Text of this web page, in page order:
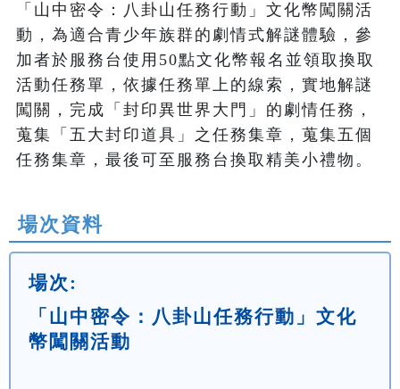
「山中密令：八卦山任務行動」文化幣闖關活
動，為適合青少年族群的劇情式解謎體驗，參
加者於服務台使用50點文化幣報名並領取換取
活動任務單，依據任務單上的線索，實地解謎
闖關，完成「封印異世界大門」的劇情任務，
蒐集「五大封印道具」之任務集章，蒐集五個
任務集章，最後可至服務台換取精美小禮物。
場次資料
場次:
「山中密令：八卦山任務行動」文化
幣闖關活動